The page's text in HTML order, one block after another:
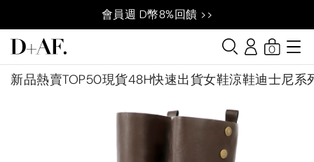
會員週 D幣8%回饋 >>
新品熱賣TOP50現貨48H快速出貨女鞋涼鞋迪士尼系
0